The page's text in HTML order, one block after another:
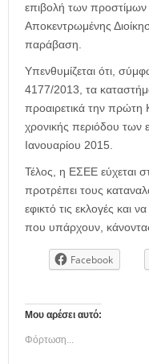
επιβολή των προστίμων
Αποκεντρωμένης
παράβαση.
Υπενθυμίζεται ότι,
4177/2013, τα
προαιρετικά την πρώτη
χρονικής περιόδου των
Ιανουαρίου 2015.
Τέλος, η ΕΣΕΕ εύχεται
προτρέπει τους
εφικτό τις εκλογές και
που υπάρχουν,
Facebook
Μου αρέσει αυτό:
Φόρτωση...